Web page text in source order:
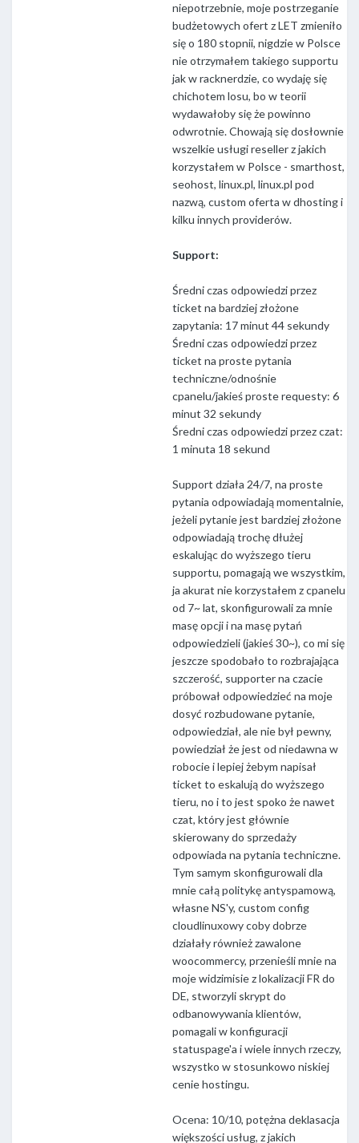
niepotrzebnie, moje postrzeganie
budżetowych ofert z LET zmieniło
się o 180 stopnii, nigdzie w Polsce
nie otrzymałem takiego supportu
jak w racknerdzie, co wydaję się
chichotem losu, bo w teorii
wydawałoby się że powinno
odwrotnie. Chowają się dosłownie
wszelkie usługi reseller z jakich
korzystałem w Polsce - smarthost,
seohost, linux.pl, linux.pl pod
nazwą, custom oferta w dhosting i
kilku innych providerów.
Support:
Średni czas odpowiedzi przez
ticket na bardziej złożone
zapytania: 17 minut 44 sekundy
Średni czas odpowiedzi przez
ticket na proste pytania
techniczne/odnośnie
cpanelu/jakieś proste requesty: 6
minut 32 sekundy
Średni czas odpowiedzi przez czat:
1 minuta 18 sekund
Support działa 24/7, na proste
pytania odpowiadają momentalnie,
jeżeli pytanie jest bardziej złożone
odpowiadają trochę dłużej
eskalując do wyższego tieru
supportu, pomagają we wszystkim,
ja akurat nie korzystałem z cpanelu
od 7~ lat, skonfigurowali za mnie
masę opcji i na masę pytań
odpowiedzieli (jakieś 30~), co mi się
jeszcze spodobało to rozbrajająca
szczerość, supporter na czacie
próbował odpowiedzieć na moje
dosyć rozbudowane pytanie,
odpowiedział, ale nie był pewny,
powiedział że jest od niedawna w
robocie i lepiej żebym napisał
ticket to eskalują do wyższego
tieru, no i to jest spoko że nawet
czat, który jest głównie
skierowany do sprzedaży
odpowiada na pytania techniczne.
Tym samym skonfigurowali dla
mnie całą politykę antyspamową,
własne NS'y, custom config
cloudlinuxowy coby dobrze
działały również zawalone
woocommercy, przenieśli mnie na
moje widzimisie z lokalizacji FR do
DE, stworzyli skrypt do
odbanowywania klientów,
pomagali w konfiguracji
statuspage'a i wiele innych rzeczy,
wszystko w stosunkowo niskiej
cenie hostingu.
Ocena: 10/10, potężna deklasacja
większości usług, z jakich